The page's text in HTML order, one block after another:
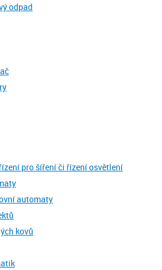
odpad
pro šíření či řízení osvětlení
automaty
kovů